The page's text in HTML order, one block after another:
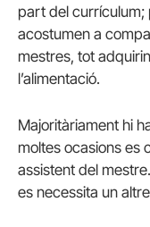
part del currículum;
acostumen a
mestres, tot
l’alimentació.
Majoritàriament hi
moltes ocasions es
assistent del
es necessita un